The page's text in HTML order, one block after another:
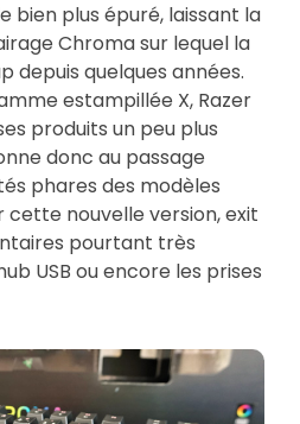
bien plus épuré, laissant la
Chroma sur lequel la
depuis quelques années.
estampillée X, Razer
produits un peu plus
donc au passage
phares des modèles
cette nouvelle version, exit
pourtant très
USB ou encore les prises